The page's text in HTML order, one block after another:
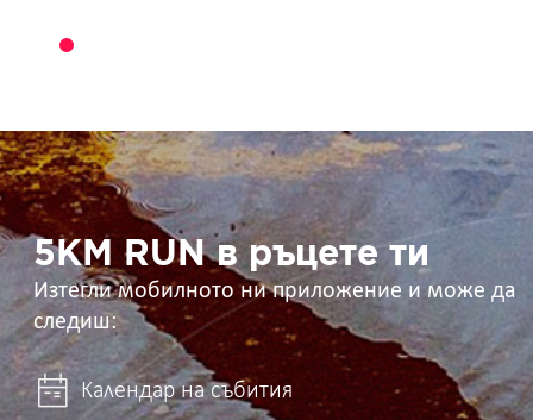
5KM
RUN
в
ръцете
ти 5KM RUN в ръцете ти
Изтегли мобилното ни приложение и може да
следиш:
Календар на събития